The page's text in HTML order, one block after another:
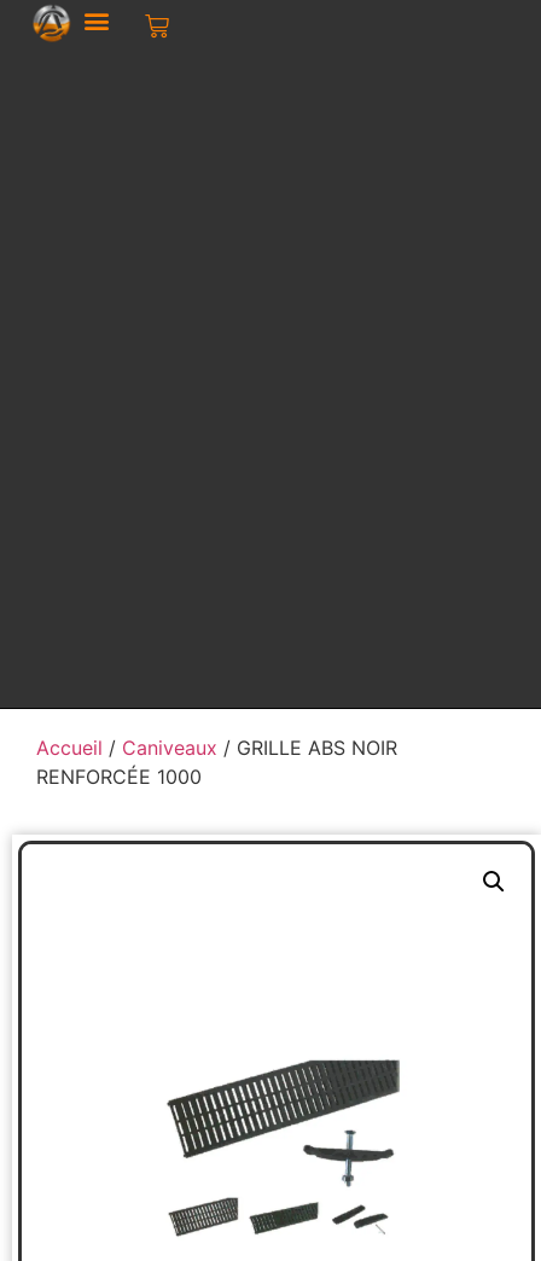
Accueil / Caniveaux / GRILLE ABS NOIR
RENFORCÉE 1000